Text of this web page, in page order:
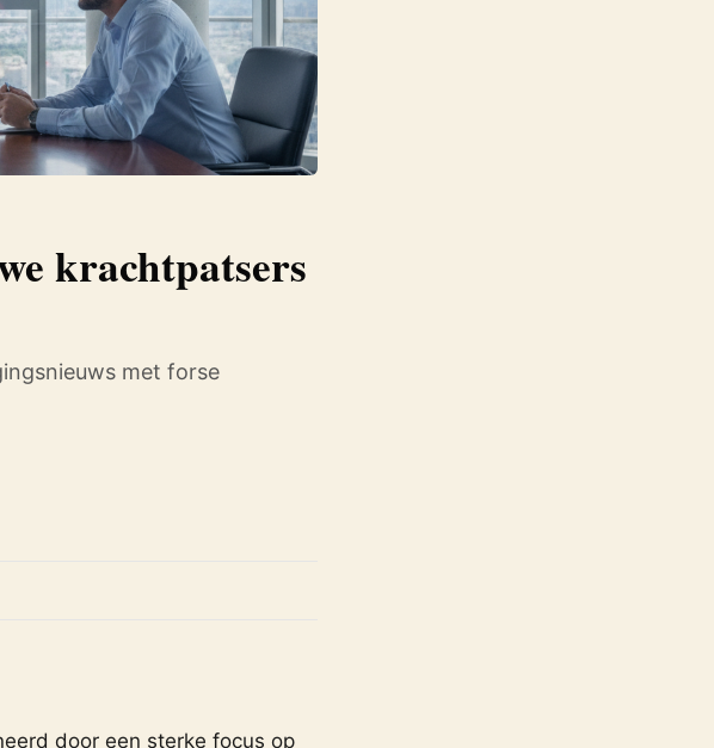
krachtpatsers
met forse
door een sterke focus op